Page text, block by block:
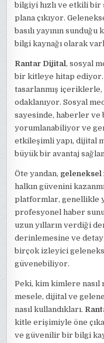
bilgiyi hızlı ve etkili bir
plana çıkıyor.
basılı yayının
bilgi kaynağı olarak
Rantar Dijital, sosyal
bir kitleye hitap ediyor.
tasarlanmış içeriklerle,
odaklanıyor. Sosyal
sayesinde, haberler ve
yorumlanabiliyor ve
etkileşimli yapı, dijital
büyük bir avantaj
Öte yandan, geleneksel
halkın güvenini
platformlar, genellikle
profesyonel haber
uzun yılların verdiği
derinlemesine ve
birçok izleyici
güvenebiliyor.
Peki, kim kimlere nasıl
mesele, dijital ve
nasıl kullandıkları.
kitle erişimiyle öne
ve güvenilir bir bilgi